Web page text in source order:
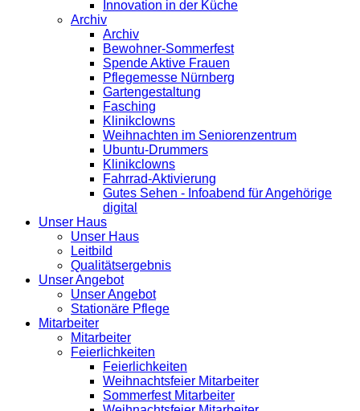
Innovation in der Küche
Archiv
Archiv
Bewohner-Sommerfest
Spende Aktive Frauen
Pflegemesse Nürnberg
Gartengestaltung
Fasching
Klinikclowns
Weihnachten im Seniorenzentrum
Ubuntu-Drummers
Klinikclowns
Fahrrad-Aktivierung
Gutes Sehen - Infoabend für Angehörige
digital
Unser Haus
Unser Haus
Leitbild
Qualitätsergebnis
Unser Angebot
Unser Angebot
Stationäre Pflege
Mitarbeiter
Mitarbeiter
Feierlichkeiten
Feierlichkeiten
Weihnachtsfeier Mitarbeiter
Sommerfest Mitarbeiter